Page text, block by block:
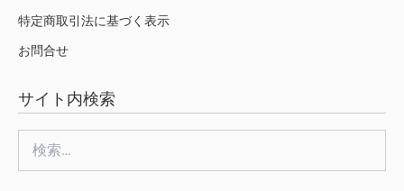
特定商取引法に基づく表示
お問合せ
サイト内検索
索: